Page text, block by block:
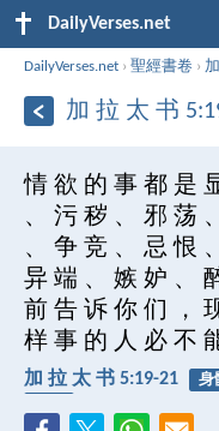
DailyVerses.net
DailyVerses.net ›聖經書卷 ›
加 拉 太 书
情 欲 的 事 都 是
、 污 秽 、 邪 荡
、 争 竞 、 忌 恨
异 端 、 嫉 妒 、
前 告 诉 你 们 ，
样 事 的 人 必 不
加 拉 太 书 5:19-21 身